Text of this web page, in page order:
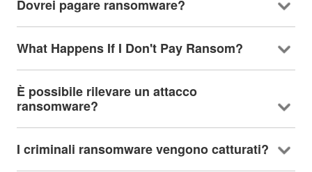
Dovrei pagare ransomware?
What Happens If I Don't Pay Ransom?
È possibile rilevare un attacco
ransomware?
I criminali ransomware vengono catturati?